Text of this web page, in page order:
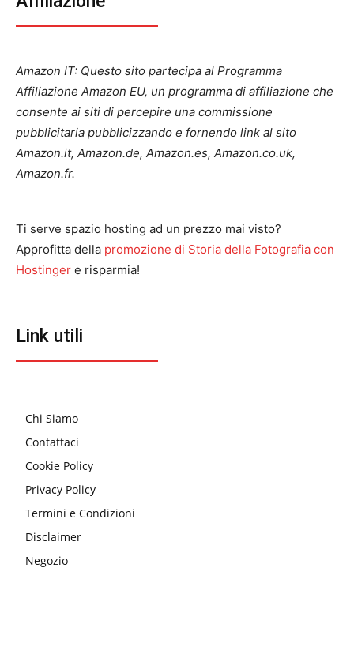
Amazon IT: Questo sito partecipa al Programma
Affiliazione Amazon EU, un programma di affiliazione che
consente ai siti di percepire una commissione
pubblicitaria pubblicizzando e fornendo link al sito
Amazon.it, Amazon.de, Amazon.es, Amazon.co.uk,
Amazon.fr.
Ti serve spazio hosting ad un prezzo mai visto?
Approfitta della promozione di Storia della Fotografia con
Hostinger e risparmia!
Link utili
Chi Siamo
Contattaci
Cookie Policy
Privacy Policy
Termini e Condizioni
Disclaimer
Negozio